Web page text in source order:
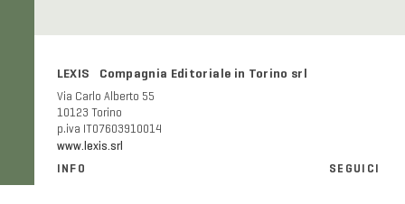
LEXIS Compagnia Editoriale in Torino srl
Via Carlo Alberto 55
10123 Torino
p.iva IT07603910014
www.lexis.srl
INFO SEGUICI